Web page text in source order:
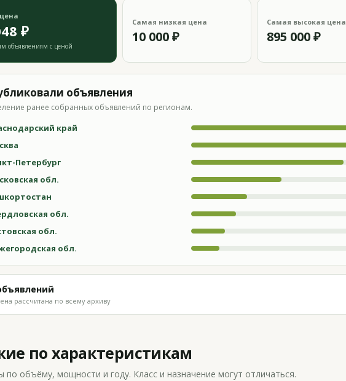
₽
объявлениям с ценой
Самая низкая цена
10 000 ₽
Самая высокая цена
895 000 ₽
объявления
ранее собранных объявлений по регионам.
край
Петербург
обл.
обл.
обл.
обл.
рассчитана по всему архиву
по характеристикам
по объёму, мощности и году. Класс и назначение могут отличаться.